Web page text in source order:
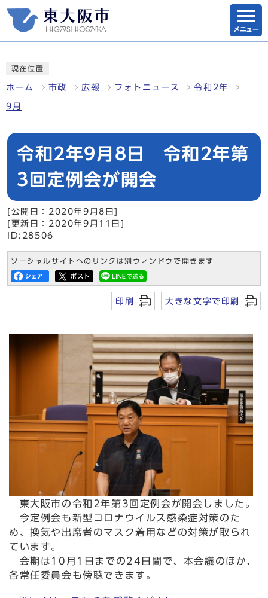
メニュー
現在位置
ホーム 市政 広報 フォトニュース 令和2年
9月
令和2年9月8日 令和2年第
3回定例会が開会
[公開日：2020年9月8日]
[更新日：2020年9月11日]
ID:28506
ソーシャルサイトへのリンクは別ウィンドウで開きます
印刷 大きな文字で印刷
東大阪市の令和2年第3回定例会が開会しました。
今定例会も新型コロナウイルス感染症対策のた
め、換気や出席者のマスク着用などの対策が取られ
ています。
会期は10月1日までの24日間で、本会議のほか、
各常任委員会も傍聴できます。